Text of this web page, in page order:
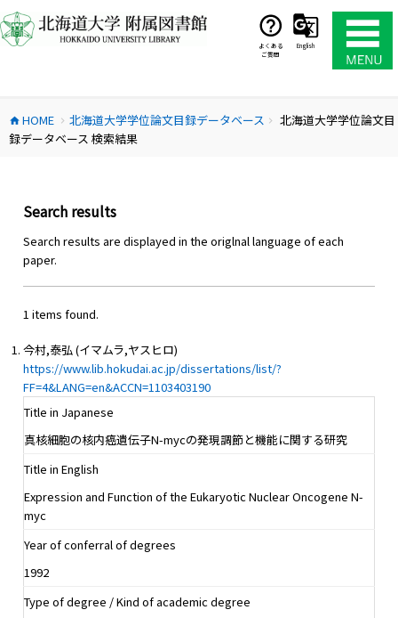
ン
テ
ス
キ
よくある
ご質問
English
home HOME chevron_right 北海道大学学位論文目録データベース chevron_right
北海道大学学位論文目
録データベース 検索結果
Search results
Search results are displayed in the origlnal language of each
paper.
1 items found.
今村,泰弘 (イマムラ,ヤスヒロ)
https://www.lib.hokudai.ac.jp/dissertations/list/?
FF=4&LANG=en&ACCN=1103403190
Title in Japanese
真核細胞の核内癌遺伝子N-mycの発現調節と機能に関する研究
Title in English
Expression and Function of the Eukaryotic Nuclear Oncogene N-
myc
Year of conferral of degrees
1992
Type of degree / Kind of academic degree